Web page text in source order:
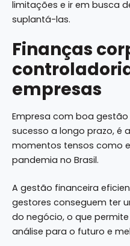
limitações e ir em busca
suplantá-las.
Finanças
empresas
Empresa com boa
sucesso a longo prazo, é
momentos tensos como
pandemia no Brasil.
A gestão financeira
gestores conseguem ter
do negócio, o que
análise para o futuro e